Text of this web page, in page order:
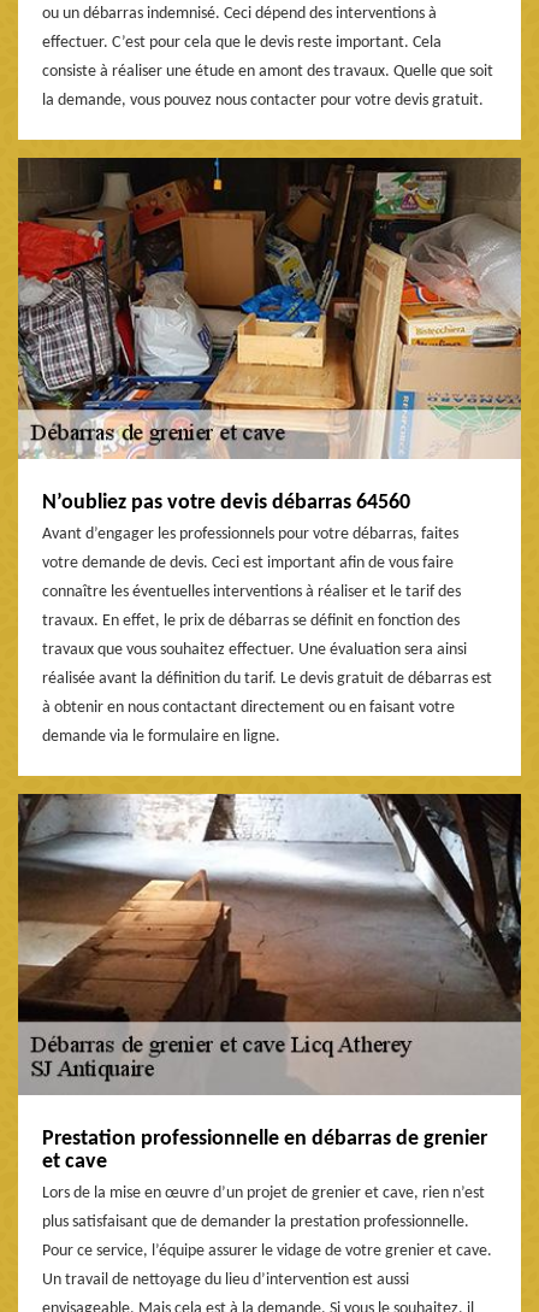
ou un débarras indemnisé. Ceci dépend des interventions à
effectuer. C’est pour cela que le devis reste important. Cela
consiste à réaliser une étude en amont des travaux. Quelle que soit
la demande, vous pouvez nous contacter pour votre devis gratuit.
N’oubliez pas votre devis débarras 64560
Avant d’engager les professionnels pour votre débarras, faites
votre demande de devis. Ceci est important afin de vous faire
connaître les éventuelles interventions à réaliser et le tarif des
travaux. En effet, le prix de débarras se définit en fonction des
travaux que vous souhaitez effectuer. Une évaluation sera ainsi
réalisée avant la définition du tarif. Le devis gratuit de débarras est
à obtenir en nous contactant directement ou en faisant votre
demande via le formulaire en ligne.
Prestation professionnelle en débarras de grenier
et cave
Lors de la mise en œuvre d’un projet de grenier et cave, rien n’est
plus satisfaisant que de demander la prestation professionnelle.
Pour ce service, l’équipe assurer le vidage de votre grenier et cave.
Un travail de nettoyage du lieu d’intervention est aussi
envisageable. Mais cela est à la demande. Si vous le souhaitez, il